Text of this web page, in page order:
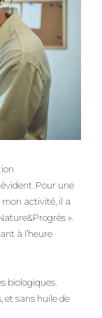
Pour une
activité, il a
».
à l’heure
biologiques.
et sans huile de